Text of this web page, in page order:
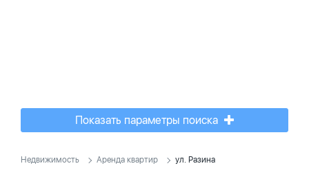
Показать параметры поиска
Недвижимость Аренда квартир ул. Разина